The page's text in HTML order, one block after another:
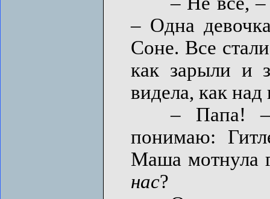
– Одна
Соне. Все
как зарыли и
видела, как
– Папа! –
понимаю:
Маша мотнула
нас?